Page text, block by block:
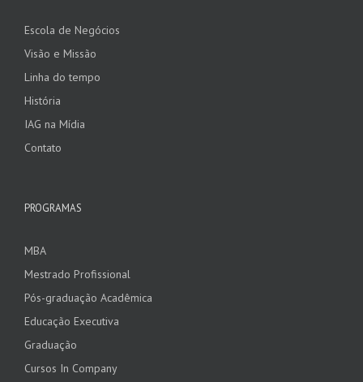
Escola de Negócios
Visão e Missão
Linha do tempo
História
IAG na Mídia
Contato
PROGRAMAS
MBA
Mestrado Profissional
Pós-graduação Acadêmica
Educação Executiva
Graduação
Cursos In Company